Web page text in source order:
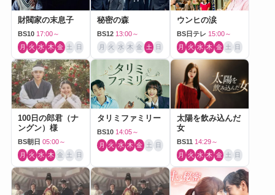
財閥家の末息子
BS10 17:00～
月 火 水 木 金 土 日
秘密の森
BS12 13:00～
月 火 水 木 金 土 日
ウンヒの涙
BS日テレ 15:00～
月 火 水 木 金 土 日
100日の郎君（ナ
ングン）様
BS朝日 05:00～
月 火 水 木 金 土 日
タリミファミリー
BS10 14:05～
月 火 水 木 金 土 日
太陽を飲み込んだ
女
BS11 14:29～
月 火 水 木 金 土 日